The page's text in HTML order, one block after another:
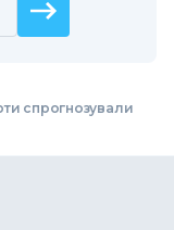
спрогнозували